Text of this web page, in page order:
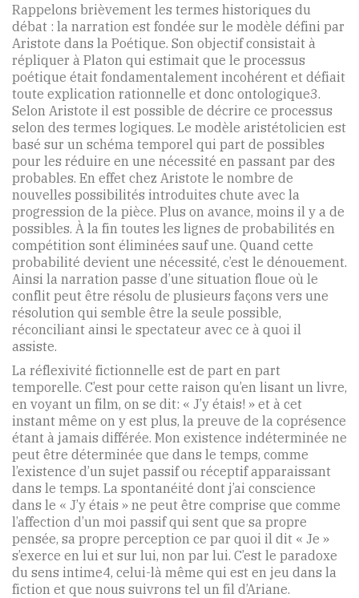
Rappelons brièvement les termes historiques du
débat : la narration est fondée sur le modèle défini par
Aristote dans la Poétique. Son objectif consistait à
répliquer à Platon qui estimait que le processus
poétique était fondamentalement incohérent et défiait
toute explication rationnelle et donc ontologique3.
Selon Aristote il est possible de décrire ce processus
selon des termes logiques. Le modèle aristétolicien est
basé sur un schéma temporel qui part de possibles
pour les réduire en une nécessité en passant par des
probables. En effet chez Aristote le nombre de
nouvelles possibilités introduites chute avec la
progression de la pièce. Plus on avance, moins il y a de
possibles. À la fin toutes les lignes de probabilités en
compétition sont éliminées sauf une. Quand cette
probabilité devient une nécessité, c’est le dénouement.
Ainsi la narration passe d’une situation floue où le
conflit peut être résolu de plusieurs façons vers une
résolution qui semble être la seule possible,
réconciliant ainsi le spectateur avec ce à quoi il
assiste.
La réflexivité fictionnelle est de part en part
temporelle. C’est pour cette raison qu’en lisant un livre,
en voyant un film, on se dit: « J’y étais! » et à cet
instant même on y est plus, la preuve de la coprésence
étant à jamais différée. Mon existence indéterminée ne
peut être déterminée que dans le temps, comme
l’existence d’un sujet passif ou réceptif apparaissant
dans le temps. La spontanéité dont j’ai conscience
dans le « J’y étais » ne peut être comprise que comme
l’affection d’un moi passif qui sent que sa propre
pensée, sa propre perception ce par quoi il dit « Je »
s’exerce en lui et sur lui, non par lui. C’est le paradoxe
du sens intime4, celui-là même qui est en jeu dans la
fiction et que nous suivrons tel un fil d’Ariane.